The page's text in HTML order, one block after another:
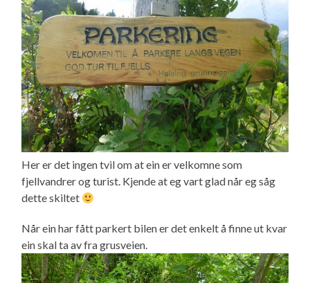
Her er det ingen tvil om at ein er velkomne som
fjellvandrer og turist. Kjende at eg vart glad når eg såg
dette skiltet
Når ein har fått parkert bilen er det enkelt å finne ut kvar
ein skal ta av fra grusveien.